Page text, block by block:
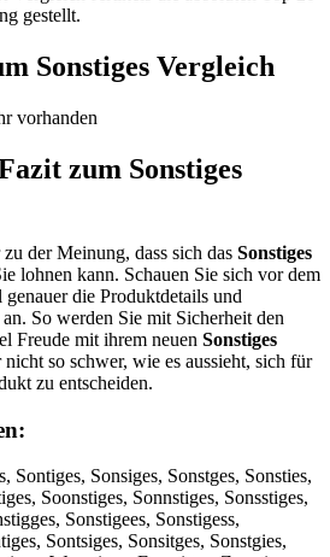
gestellt.
Sonstiges Vergleich
vorhanden
zum Sonstiges
der Meinung, dass sich das Sonstiges
lohnen kann. Schauen Sie sich vor dem
die Produktdetails und
So werden Sie mit Sicherheit den
Freude mit ihrem neuen Sonstiges
so schwer, wie es aussieht, sich für
zu entscheiden.
Sontiges, Sonsiges, Sonstges, Sonsties,
Soonstiges, Sonnstiges, Sonsstiges,
Sonstigees, Sonstigess,
Sontsiges, Sonsitges, Sonstgies,